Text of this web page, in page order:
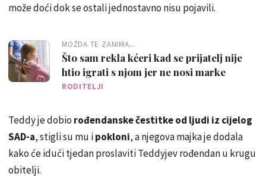
može doći dok se ostali jednostavno nisu pojavili.
MOŽDA TE ZANIMA...
Što sam rekla kćeri kad se prijatelj nije
htio igrati s njom jer ne nosi marke
RODITELJI
Teddy je dobio rođendanske čestitke od ljudi iz cijelog
SAD-a, stigli su mu ipokloni, a njegova majka je dodala
kako će idući tjedan proslaviti Teddyjev rođendan u krugu
obitelji.